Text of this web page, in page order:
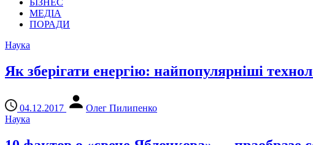
БІЗНЕС
МЕДІА
ПОРАДИ
Наука
Як зберігати енергію: найпопулярніші
04.12.2017
Олег Пилипенко
Наука